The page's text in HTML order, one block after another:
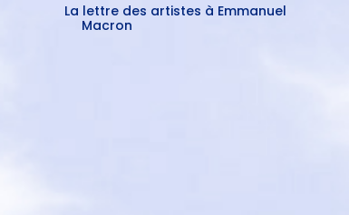
La lettre des artistes à Emmanuel
Macron